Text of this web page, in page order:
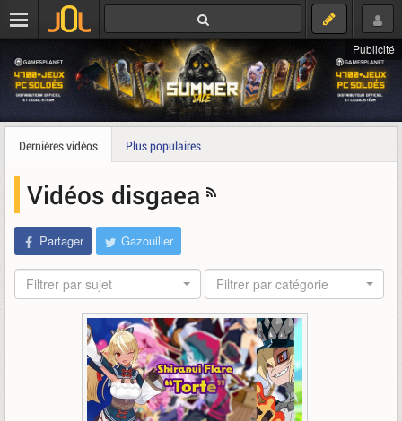
Publicité
Dernières vidéos Plus populaires
Vidéos disgaea
Partager Gazouiller
Filtrer par sujet Filtrer par catégorie